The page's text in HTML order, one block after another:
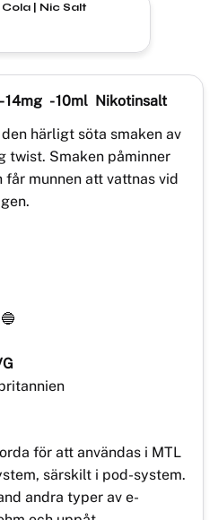
| Nic Salt
- 14mg - 10ml Nikotinsalt
härligt söta smaken av
twist. Smaken påminner
munnen att vattnas vid
för att användas i MTL
särskilt i pod-system.
andra typer av e-